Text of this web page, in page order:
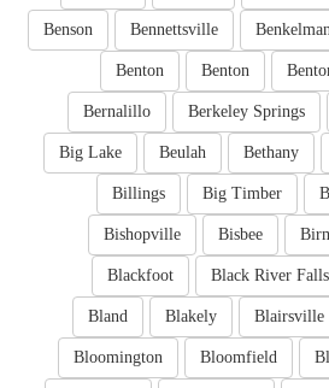
Bennettsville
Benson
Benton
Benton
Berkeley Springs
Bernalillo
Bethany
Beulah
Big Lake
Big Timber
Billings
Bisbee
Bishopville
Black River Falls
Blackfoot
Blairsville
Blakely
Bland
Bloomfield
Bloomington